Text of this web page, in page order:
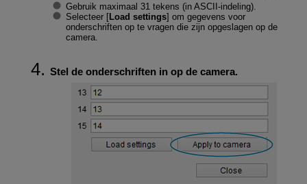
Gebruik maximaal 31 tekens (in ASCII-indeling).
Selecteer [Load settings] om gegevens voor
onderschriften op te vragen die zijn opgeslagen op de
camera.
Stel de onderschriften in op de camera.